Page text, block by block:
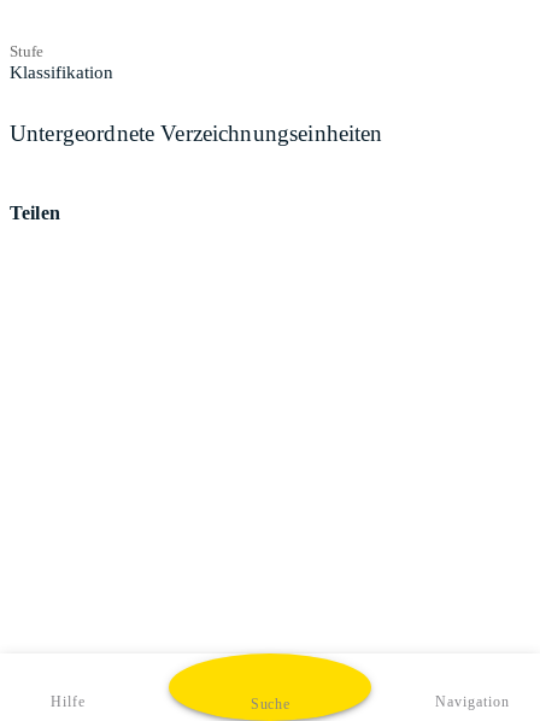
Stufe
Klassifikation
Untergeordnete Verzeichnungseinheiten
Teilen
Hilfe Suche Navigation